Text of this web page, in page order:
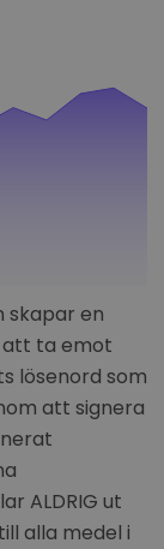
skapar en
att ta emot
lösenord som
att signera
ALDRIG ut
alla medel i